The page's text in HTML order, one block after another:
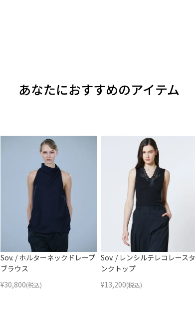
あなたにおすすめのアイテム
Sov. / ホルターネックドレープ
ブラウス
¥30,800(税込)
Sov. / レンシルテレコレースタ
ンクトップ
¥13,200(税込)